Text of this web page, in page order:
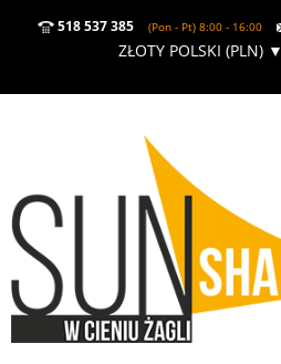
518 537 385 (Pon - Pt) 8:00 - 16:00
ZŁOTY POLSKI (PLN)▼